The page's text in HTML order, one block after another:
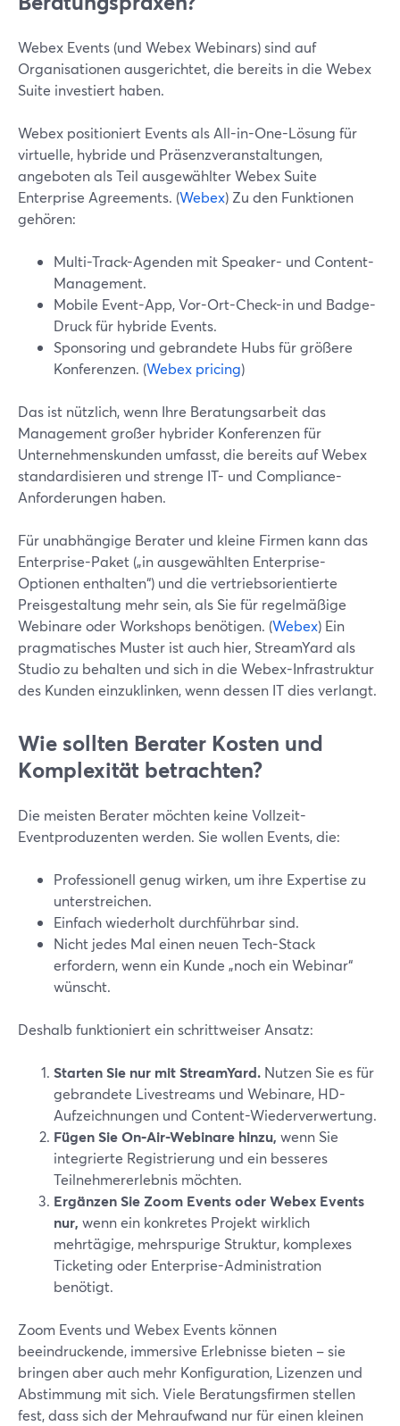
Webex Events (und Webex Webinars) sind auf
Organisationen ausgerichtet, die bereits in die Webex
Suite investiert haben.
Webex positioniert Events als All-in-One-Lösung für
virtuelle, hybride und Präsenzveranstaltungen,
angeboten als Teil ausgewählter Webex Suite
Enterprise Agreements. (Webex) Zu den Funktionen
gehören:
Multi-Track-Agenden mit Speaker- und Content-
Management.
Mobile Event-App, Vor-Ort-Check-in und Badge-
Druck für hybride Events.
Sponsoring und gebrandete Hubs für größere
Konferenzen. (Webex pricing)
Das ist nützlich, wenn Ihre Beratungsarbeit das
Management großer hybrider Konferenzen für
Unternehmenskunden umfasst, die bereits auf Webex
standardisieren und strenge IT- und Compliance-
Anforderungen haben.
Für unabhängige Berater und kleine Firmen kann das
Enterprise-Paket („in ausgewählten Enterprise-
Optionen enthalten“) und die vertriebsorientierte
Preisgestaltung mehr sein, als Sie für regelmäßige
Webinare oder Workshops benötigen. (Webex) Ein
pragmatisches Muster ist auch hier, StreamYard als
Studio zu behalten und sich in die Webex-Infrastruktur
des Kunden einzuklinken, wenn dessen IT dies verlangt.
Wie sollten Berater Kosten und
Komplexität betrachten?
Die meisten Berater möchten keine Vollzeit-
Eventproduzenten werden. Sie wollen Events, die:
Professionell genug wirken, um ihre Expertise zu
unterstreichen.
Einfach wiederholt durchführbar sind.
Nicht jedes Mal einen neuen Tech-Stack
erfordern, wenn ein Kunde „noch ein Webinar“
wünscht.
Deshalb funktioniert ein schrittweiser Ansatz:
Starten Sie nur mit StreamYard. Nutzen Sie es für
gebrandete Livestreams und Webinare, HD-
Aufzeichnungen und Content-Wiederverwertung.
Fügen Sie On‑Air-Webinare hinzu, wenn Sie
integrierte Registrierung und ein besseres
Teilnehmererlebnis möchten.
Ergänzen Sie Zoom Events oder Webex Events
nur, wenn ein konkretes Projekt wirklich
mehrtägige, mehrspurige Struktur, komplexes
Ticketing oder Enterprise-Administration
benötigt.
Zoom Events und Webex Events können
beeindruckende, immersive Erlebnisse bieten – sie
bringen aber auch mehr Konfiguration, Lizenzen und
Abstimmung mit sich. Viele Beratungsfirmen stellen
fest, dass sich der Mehraufwand nur für einen kleinen